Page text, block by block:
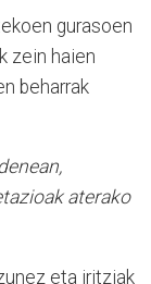
gurasoen
zein haien
beharrak
aterako
eta iritziak